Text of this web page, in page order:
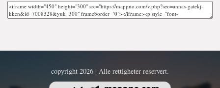
copyright 2026 | Alle rettigheter reservert.